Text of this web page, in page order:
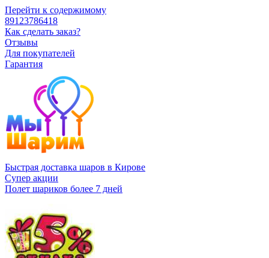
Перейти к содержимому
89123786418
Как сделать заказ?
Отзывы
Для покупателей
Гарантия
Быстрая доставка шаров в Кирове
Супер акции
Полет шариков более 7 дней